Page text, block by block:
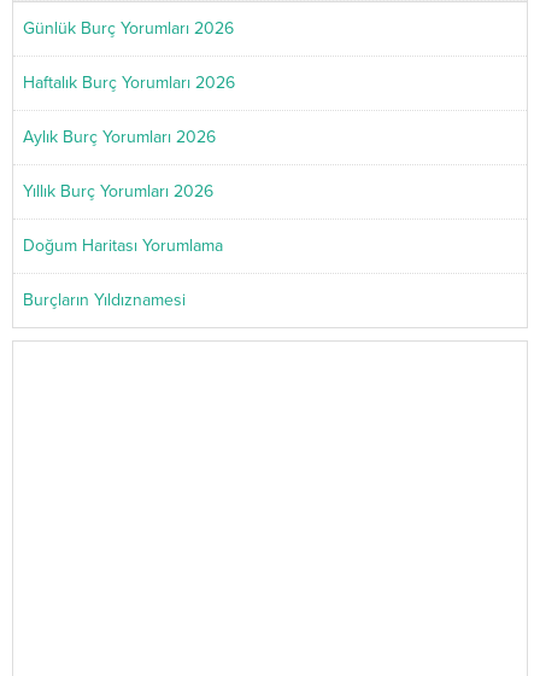
Günlük Burç Yorumları 2026
Haftalık Burç Yorumları 2026
Aylık Burç Yorumları 2026
Yıllık Burç Yorumları 2026
Doğum Haritası Yorumlama
Burçların Yıldıznamesi